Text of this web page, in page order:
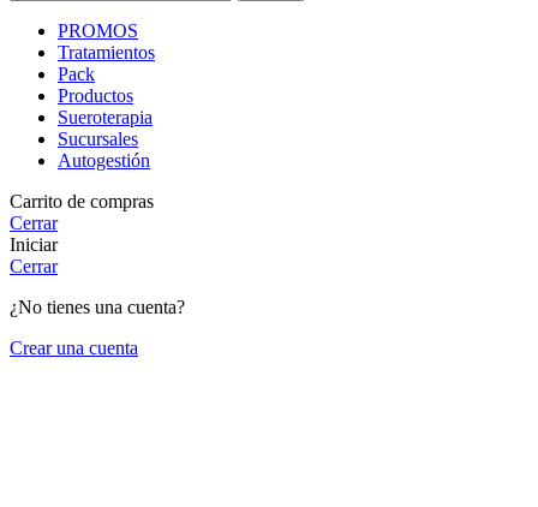
PROMOS
Tratamientos
Pack
Productos
Sueroterapia
Sucursales
Autogestión
Carrito de compras
Cerrar
Iniciar
Cerrar
¿No tienes una cuenta?
Crear una cuenta